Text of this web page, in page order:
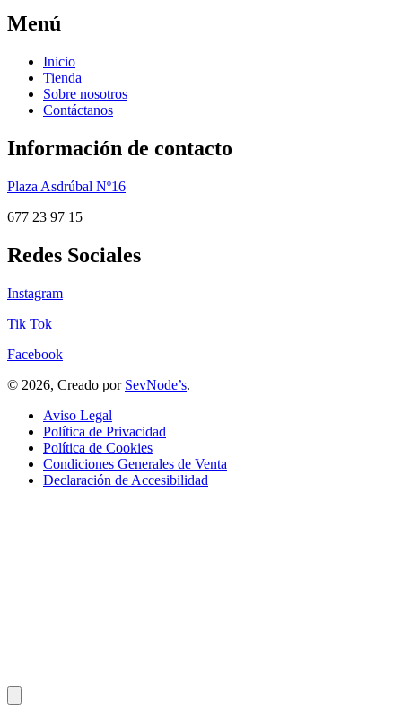
Menú
Inicio
Tienda
Sobre nosotros
Contáctanos
Información de contacto
Plaza Asdrúbal Nº16
677 23 97 15
Redes Sociales
Instagram
Tik Tok
Facebook
© 2026, Creado por SevNode’s.
Aviso Legal
Política de Privacidad
Política de Cookies
Condiciones Generales de Venta
Declaración de Accesibilidad